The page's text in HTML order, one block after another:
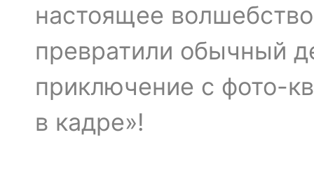
настоящее
превратили обычный
приключение с фото-
в кадре»!